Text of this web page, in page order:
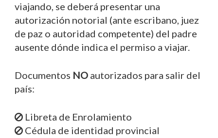
viajando, se deberá presentar una
autorización notorial (ante escribano, juez
de paz o autoridad competente) del padre
ausente dónde indica el permiso a viajar.
Documentos NO autorizados para salir del
país:
Libreta de Enrolamiento
Cédula de identidad provincial